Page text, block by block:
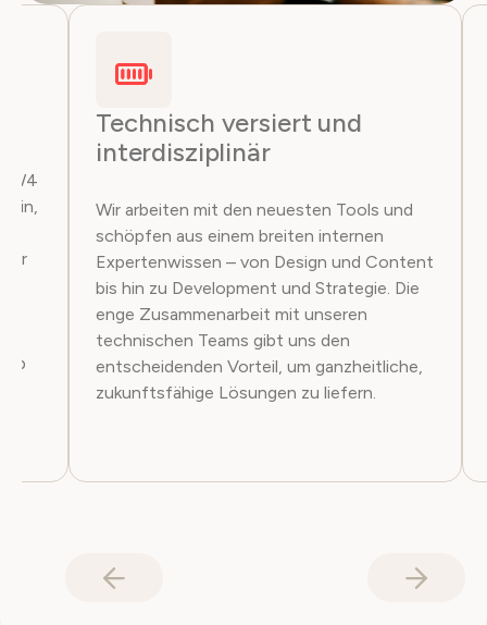
W4
ein,
Technisch versiert und
interdisziplinär
Wir arbeiten mit den neuesten Tools und
schöpfen aus einem breiten internen
Expertenwissen – von Design und Content
bis hin zu Development und Strategie. Die
enge Zusammenarbeit mit unseren
technischen Teams gibt uns den
entscheidenden Vorteil, um ganzheitliche,
zukunftsfähige Lösungen zu liefern.